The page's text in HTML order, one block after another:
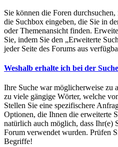
Sie können die Foren
die Suchbox eingeben, die Sie in
oder Themenansicht finden.
Sie, indem Sie den „Erweiterte
jeder Seite des Forums aus
Weshalb erhalte ich bei der
Ihre Suche war möglicherweise zu
zu viele gängige Wörter, welche
Stellen Sie eine spezifischere
Optionen, die Ihnen die erweiterte
natürlich auch möglich, dass Ihr(e)
Forum verwendet wurden. Prüfen
Begriffe!